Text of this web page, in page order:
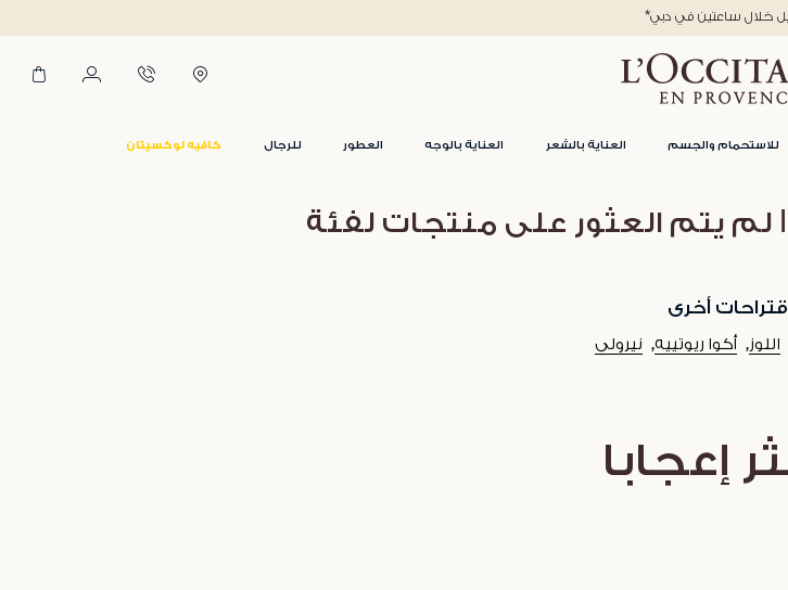
للاستحمام والجسم العناية بالشعر العناية بالوجه العطور للرجال كافيه لوكسيتان
خلال ساعتين في دبي
اقتراحات أخرى
اللوز أكوا ريوتييه نيرولي
إعجابا